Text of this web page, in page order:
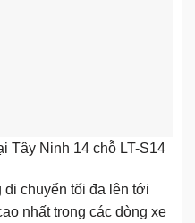
Tây Ninh 14 chỗ LT-S14
chuyển tối đa lên tới
nhất trong các dòng xe